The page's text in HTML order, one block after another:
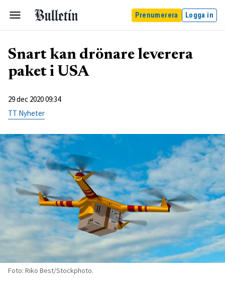
Prenumerera Logga in
Snart kan drönare leverera
paket i USA
29 dec 2020 09:34
TT Nyheter
Foto: Riko Best/Stockphoto.